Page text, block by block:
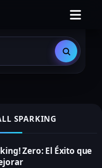
SPARKING
Zero: El Éxito que